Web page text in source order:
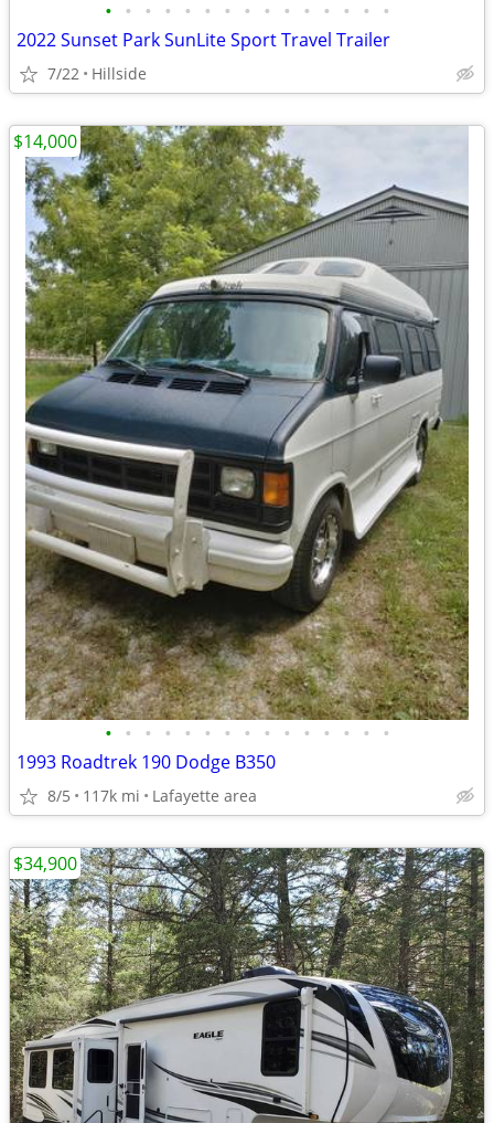
• • • • • • • • • • • • • • •
2022 Sunset Park SunLite Sport Travel Trailer
7/22 Hillside
• • • • • • • • • • • • • • •
1993 Roadtrek 190 Dodge B350
8/5 117k mi Lafayette area
$14,000
$34,900